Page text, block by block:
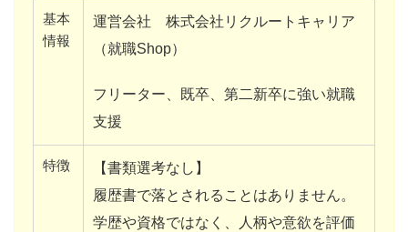
基本
情報
運営会社 株式会社リクルートキャリア
（就職Shop）
フリーター、既卒、第二新卒に強い就職
支援
特徴
【書類選考なし】
履歴書で落とされることはありません。
学歴や資格ではなく、人柄や意欲を評価